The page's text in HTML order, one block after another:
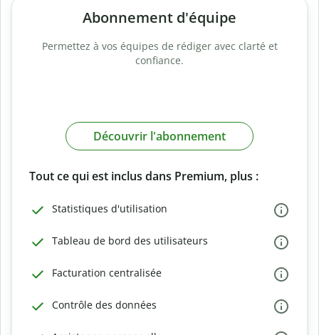
Abonnement d'équipe
Permettez à vos équipes de rédiger avec clarté et
confiance.
Découvrir l'abonnement
Tout ce qui est inclus dans Premium, plus :
Statistiques d'utilisation
Tableau de bord des utilisateurs
Facturation centralisée
Contrôle des données